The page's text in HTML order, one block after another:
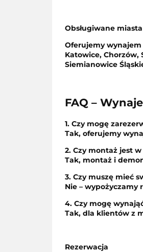
Obsługiwane miasta
Oferujemy
Katowice, Chorzów,
Siemianowice
FAQ –
1. Czy mogę
Tak, oferujemy
2. Czy montaż jest
Tak, montaż i
3. Czy muszę mieć
Nie –
4. Czy mogę
Tak, dla klientów z
Rezerwacja